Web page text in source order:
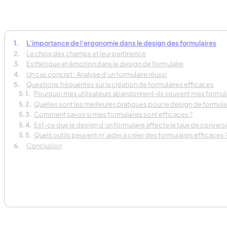
L’importance de l’ergonomie dans le design des formulaires
Le choix des champs et leur pertinence
Esthétique et émotion dans le design de formulaire
Un cas concret : Analyse d’un formulaire réussi
Questions fréquentes sur la création de formulaires efficaces
Pourquoi mes utilisateurs abandonnent-ils souvent mes
Quelles sont les meilleures pratiques pour le design de
Comment savoir si mes formulaires sont efficaces ?
Est-ce que le design d’un formulaire affecte le taux de
Quels outils peuvent m’aider à créer des formulaires efficaces
Conclusion